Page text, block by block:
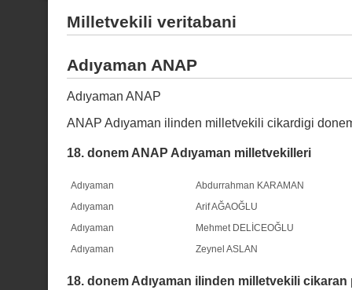
Milletvekili veritabani
Adıyaman ANAP
Adıyaman ANAP
ANAP Adıyaman ilinden milletvekili cikardigi
18. donem ANAP Adıyaman milletvekilleri
Adıyaman
Abdurrahman KARAMAN
Adıyaman
Arif AĞAOĞLU
Adıyaman
Mehmet DELİCEOĞLU
Adıyaman
Zeynel ASLAN
18. donem Adıyaman ilinden milletvekili cikaran